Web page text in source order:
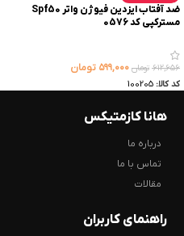
ضد آفتاب ایزدین فیوژن واتر Spf50
مسترکپی کد 0576
۶۱۲,۶۵۶ تومان ۵۹۹,۰۰۰ تومان
کد کالا: 100205
هانا کازمتیکس
درباره ما
تماس با ما
مقالات
راهنمای کاربران